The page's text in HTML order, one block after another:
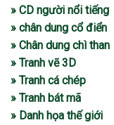
» CD người nổi tiếng
» chân dung cổ điển
» Chân dung chì than
» Tranh vẽ 3D
» Tranh cá chép
» Tranh bát mã
» Danh họa thế giới